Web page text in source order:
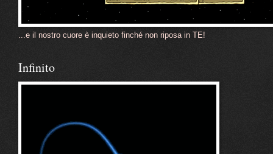
...e il nostro cuore è inquieto finché non riposa in TE!
Infinito